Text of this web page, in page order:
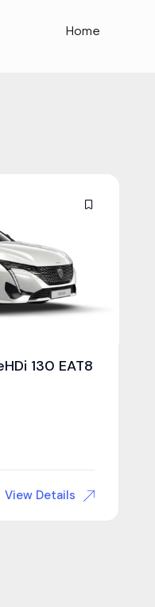
Home
130 EAT8
View Details